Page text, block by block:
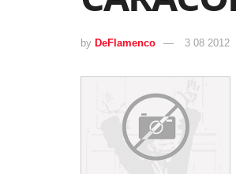
by DeFlamenco 3 08 2012